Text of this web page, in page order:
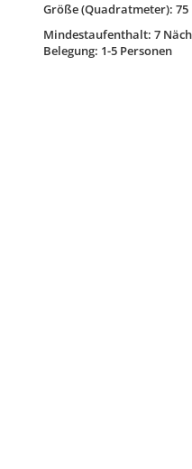
Größe (Quadratmeter): 75
Mindestaufenthalt: 7
Belegung: 1-5 Personen